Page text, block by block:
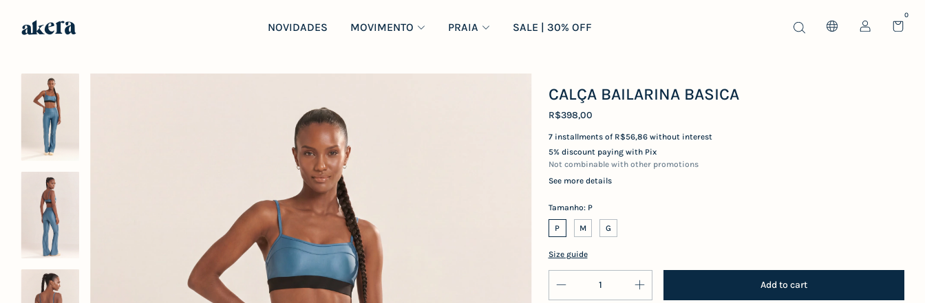
NOVIDADES MOVIMENTO PRAIA SALE | 30% OFF
0
CALÇA BAILARINA BASICA
R$398,00
7 installments of R$56,86 without interest
5% discountpaying with Pix
Not combinable with other promotions
See more details
Tamanho: P
P M G
Size guide